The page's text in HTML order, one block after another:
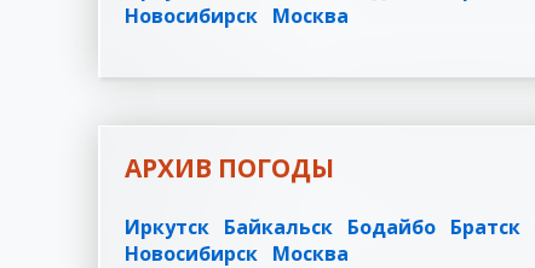
Новосибирск Москва
АРХИВ ПОГОДЫ
Иркутск Байкальск Бодайбо Братск
Новосибирск Москва